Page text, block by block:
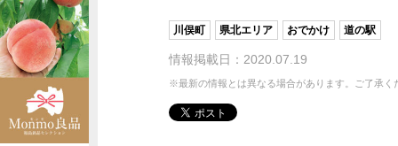
川俣町 県北エリア おでかけ 道の駅
情報掲載日：2020.07.19
※最新の情報とは異なる場合があります。ご了承く